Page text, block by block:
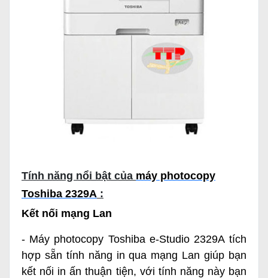
Tính năng nổi bật của máy photocopy
Toshiba 2329A :
Kết nối mạng Lan
- Máy photocopy Toshiba e-Studio 2329Atích
hợp sẵn tính năng in qua mạng Lan giúp bạn
kết nối in ấn thuận tiện, với tính năng này bạn